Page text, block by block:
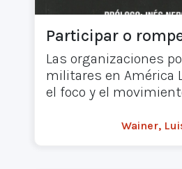
Participar o
Las organizaciones
militares en América
el foco y el
Wainer,